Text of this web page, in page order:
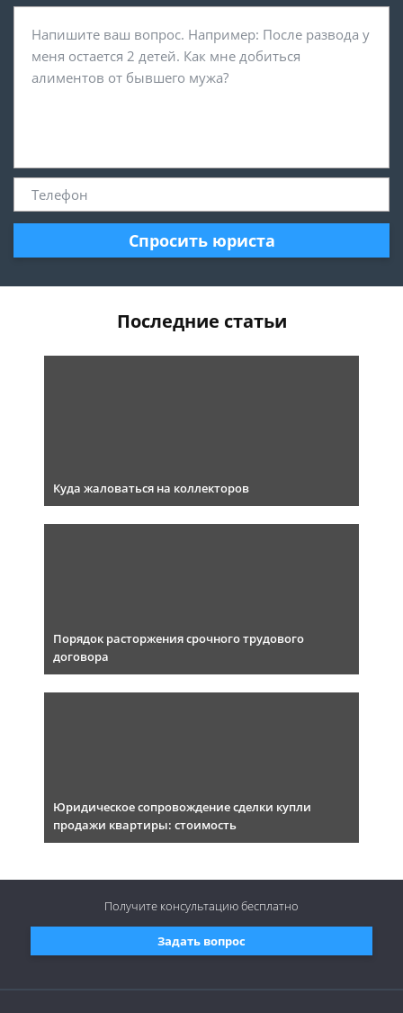
Спросить юриста
Последние статьи
Куда жаловаться на коллекторов
Порядок расторжения срочного трудового
договора
Юридическое сопровождение сделки купли
продажи квартиры: стоимость
Задать вопрос
Получите консультациюбесплатно